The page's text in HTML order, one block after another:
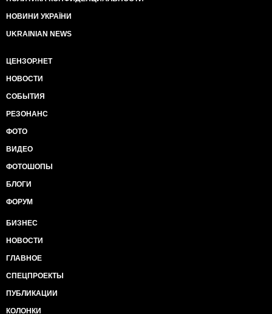
НОВИНИ УКРАЇНИ
UKRAINIAN NEWS
ЦЕНЗОР.НЕТ
НОВОСТИ
СОБЫТИЯ
РЕЗОНАНС
ФОТО
ВИДЕО
ФОТОШОПЫ
БЛОГИ
ФОРУМ
БИЗНЕС
НОВОСТИ
ГЛАВНОЕ
СПЕЦПРОЕКТЫ
ПУБЛИКАЦИИ
КОЛОНКИ